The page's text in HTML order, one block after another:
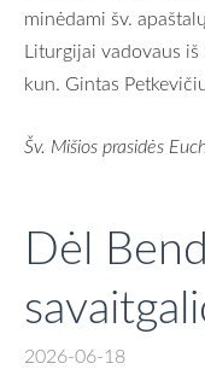
minėdami šv.
Liturgijai vadovaus
kun. Gintas
Šv. Mišios prasidės
Dėl
2026-06-18